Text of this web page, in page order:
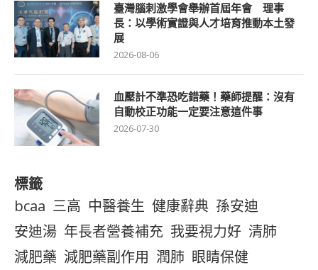
臺灣腦刺激學會舉辦首屆年會 理事
長：以學術實證與人才培育推動本土發
展
2026-08-06
血壓計不準恐吃錯藥！藥師提醒：沒有
自動校正功能一定要注意這件事
2026-07-30
標籤
bcaa 三高 中醫養生 健康辭典 孫安迪
安迪湯 年長者營養補充 我要視力好 清肺
減肥藥 減肥藥副作用 潤肺 眼睛保健